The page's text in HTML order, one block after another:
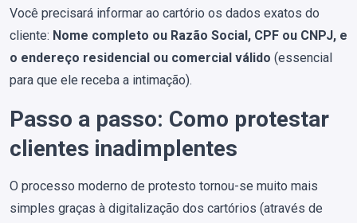
Você precisará informar ao cartório os dados exatos do
cliente: Nome completo ou Razão Social, CPF ou CNPJ, e
o endereço residencial ou comercial válido (essencial
para que ele receba a intimação).
Passo a passo: Como protestar
clientes inadimplentes
O processo moderno de protesto tornou-se muito mais
simples graças à digitalização dos cartórios (através de